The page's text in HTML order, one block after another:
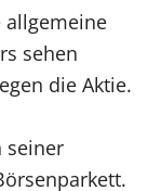
allgemeine
sehen
die Aktie.
seiner